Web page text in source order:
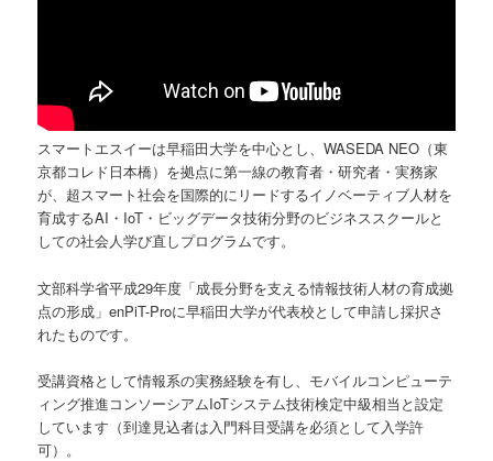
スマートエスイーは早稲田大学を中心とし、WASEDA NEO（東
京都コレド日本橋）を拠点に第一線の教育者・研究者・実務家
が、超スマート社会を国際的にリードするイノベーティブ人材を
育成するAI・IoT・ビッグデータ技術分野のビジネススクールと
しての社会人学び直しプログラムです。
文部科学省平成29年度「成長分野を支える情報技術人材の育成拠
点の形成」enPiT-Proに早稲田大学が代表校として申請し採択さ
れたものです。
受講資格として情報系の実務経験を有し、モバイルコンピューテ
ィング推進コンソーシアムIoTシステム技術検定中級相当と設定
しています（到達見込者は入門科目受講を必須として入学許
可）。